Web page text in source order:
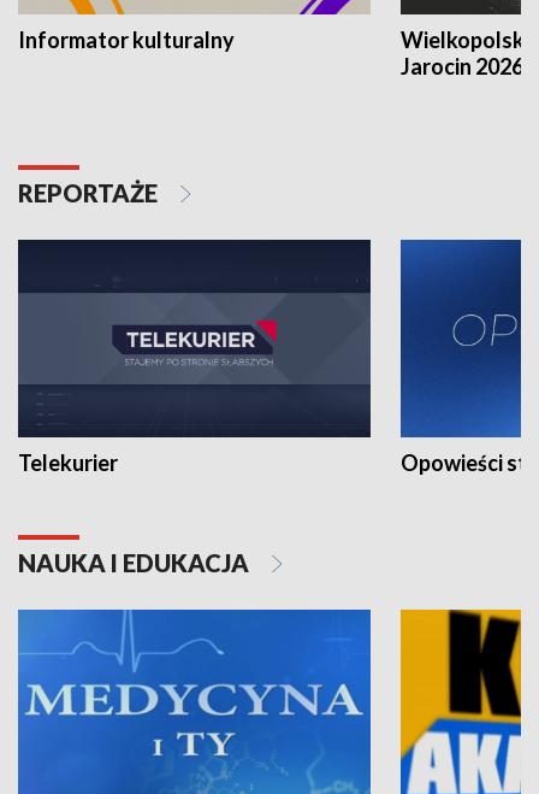
Informator kulturalny
Jarocin 2026
REPORTAŻE
Telekurier Opowieści
NAUKA I EDUKACJA